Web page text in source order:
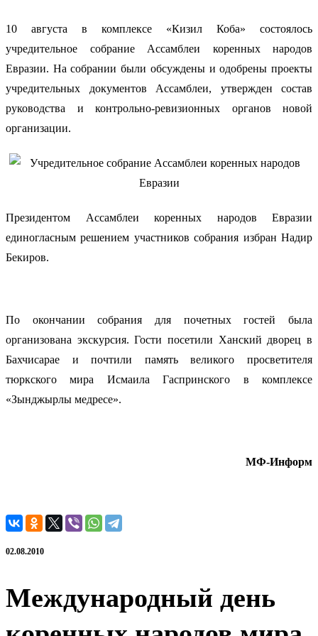
10 августа в комплексе «Кизил Коба» состоялось
учредительное собрание Ассамблеи коренных народов
Евразии. На собрании были обсуждены и одобрены проекты
учредительных документов Ассамблеи, утвержден состав
руководства и контрольно-ревизионных органов новой
организации.
Президентом Ассамблеи коренных народов Евразии
единогласным решением участников собрания избран Надир
Бекиров.
По окончании собрания для почетных гостей была
организована экскурсия. Гости посетили Ханский дворец в
Бахчисарае и почтили память великого просветителя
тюркского мира Исмаила Гаспринского в комплексе
«Зынджырлы медресе».
МФ-Информ
02.08.2010
Международный день